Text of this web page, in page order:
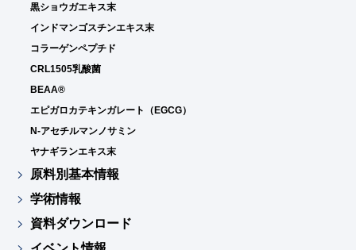
黒ショウガエキス末
インドマンゴスチンエキス末
コラーゲンペプチド
CRL1505乳酸菌
BEAA®
エピガロカテキンガレート（EGCG）
N-アセチルマンノサミン
ヤナギランエキス末
原料別基本情報
学術情報
資料ダウンロード